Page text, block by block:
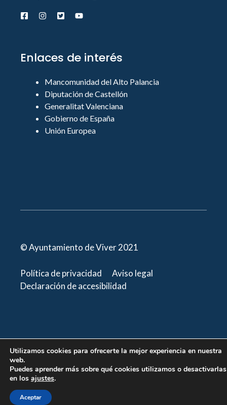
Enlaces de interés
Mancomunidad del Alto Palancia
Diputación de Castellón
Generalitat Valenciana
Gobierno de España
Unión Europea
© Ayuntamiento de Viver 2021
Política de privacidad
Aviso legal
Declaración de accesibilidad
Utilizamos cookies para ofrecerte la mejor experiencia en nuestra
web.
Puedes aprender más sobre qué cookies utilizamos o desactivarlas
en los ajustes.
Aceptar